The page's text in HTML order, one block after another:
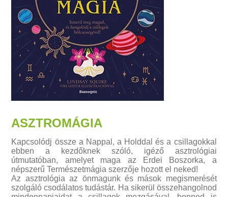
ASZTROMÁGIA
Kapcsolódj össze a Nappal, a Holddal és a csillagokkal
ebben a kezdőknek szóló, igéző asztrológiai
útmutatóban, amelyet maga az Erdei Boszorka, a
népszerű Természetmágia szerzője hozott el neked!
Az asztrológia az önmagunk és mások megismerését
szolgáló csodálatos tudástár. Ha sikerül összehangolnod